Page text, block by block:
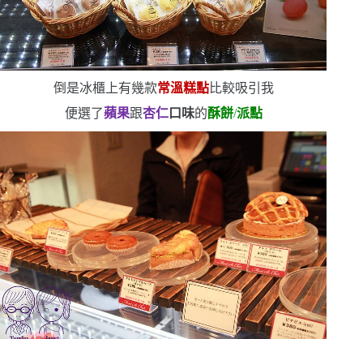
倒是冰櫃上有幾款常溫糕點比較吸引我
便選了蘋果跟杏仁口味的酥餅/派點